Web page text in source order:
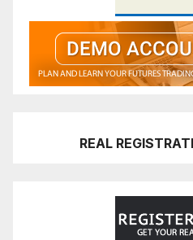
REAL